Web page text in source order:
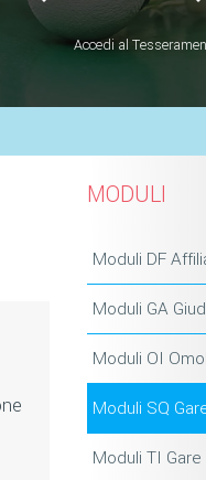
Accedi al
MODULI
Moduli DF
Moduli GA
Moduli OI
Moduli SQ
Moduli TI